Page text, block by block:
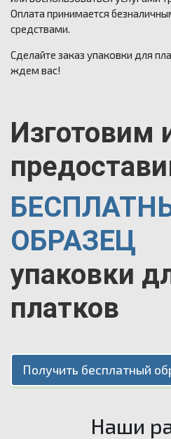
Оплата принимается
средствами.
Сделайте заказ упаковки для
ждем вас!
Изготовим
ОБРАЗЕЦ
упаковки
платков
Получить бесплатный
Наши